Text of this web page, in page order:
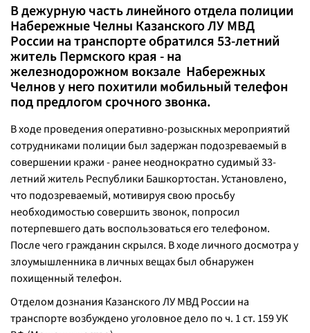
В дежурную часть линейного отдела полиции
Набережные Челны Казанского ЛУ МВД
России на транспорте обратился 53-летний
житель Пермского края - на
железнодорожном вокзале Набережных
Челнов у него похитили мобильный телефон
под предлогом срочного звонка.
В ходе проведения оперативно-розыскных мероприятий
сотрудниками полиции был задержан подозреваемый в
совершении кражи - ранее неоднократно судимый 33-
летний житель Республики Башкортостан. Установлено,
что подозреваемый, мотивируя свою просьбу
необходимостью совершить звонок, попросил
потерпевшего дать воспользоваться его телефоном.
После чего гражданин скрылся. В ходе личного досмотра у
злоумышленника в личных вещах был обнаружен
похищенный телефон.
Отделом дознания Казанского ЛУ МВД России на
транспорте возбуждено уголовное дело по ч. 1 ст. 159 УК